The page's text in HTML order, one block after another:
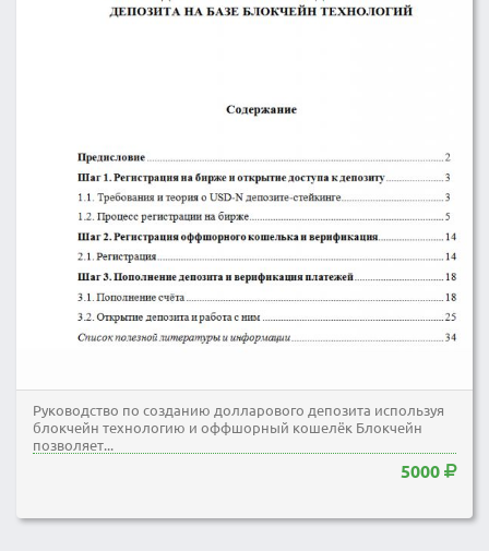
Руководство по созданию долларового депозита используя
блокчейн технологию и оффшорный кошелёк Блокчейн
позволяет...
5000